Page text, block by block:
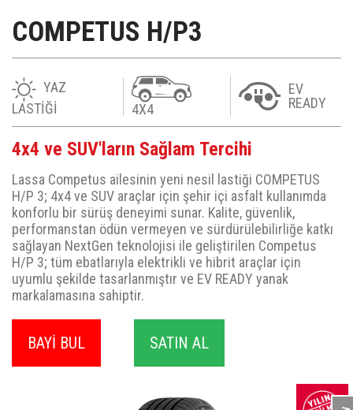
COMPETUS H/P3
YAZ
LASTİĞİ
4X4
EV
READY
4x4 ve SUV'ların Sağlam Tercihi
Lassa Competus ailesinin yeni nesil lastiği COMPETUS
H/P 3; 4x4 ve SUV araçlar için şehir içi asfalt kullanımda
konforlu bir sürüş deneyimi sunar. Kalite, güvenlik,
performanstan ödün vermeyen ve sürdürülebilirliğe katkı
sağlayan NextGen teknolojisi ile geliştirilen Competus
H/P 3; tüm ebatlarıyla elektrikli ve hibrit araçlar için
uyumlu şekilde tasarlanmıştır ve EV READY yanak
markalamasına sahiptir.
BAYİ BUL SATIN AL